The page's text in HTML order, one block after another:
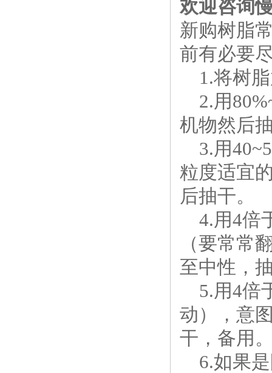
欢迎咨询
新购树脂
前有必要
1.将树脂
2.用
机物然后
3.用
粒度适宜
后抽干。
4.用4倍
（要常常
至中性，
5.用4倍
动），意
干，备用
6.如果是